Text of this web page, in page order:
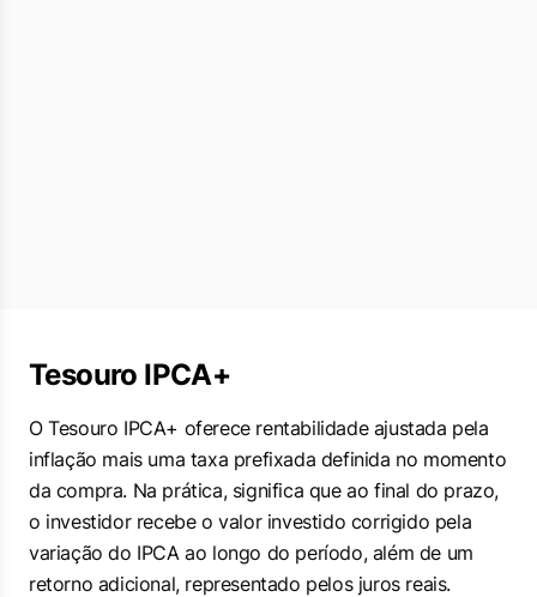
Tesouro IPCA+
O Tesouro IPCA+ oferece rentabilidade ajustada pela
inflação mais uma taxa prefixada definida no momento
da compra. Na prática, significa que ao final do prazo,
o investidor recebe o valor investido corrigido pela
variação do IPCA ao longo do período, além de um
retorno adicional, representado pelos juros reais.